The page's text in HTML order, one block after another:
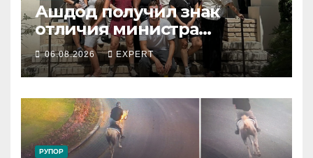
Ашдод получил знак
отличия министра
обороны за поддержку
резервистов
06.08.2026 EXPERT
РУПОР